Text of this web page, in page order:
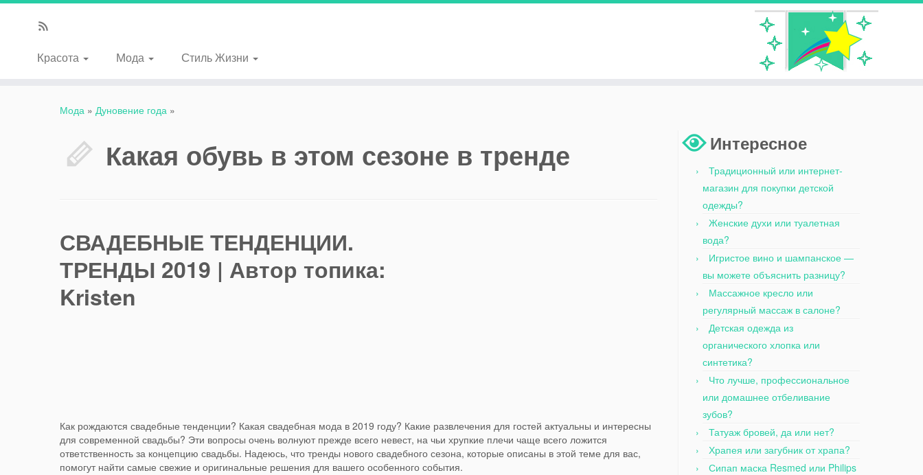
Красота Мода Стиль Жизни
Мода » Дуновение года »
Какая обувь в этом сезоне в тренде
СВАДЕБНЫЕ ТЕНДЕНЦИИ.
ТРЕНДЫ 2019 | Автор топика:
Kristen
Как рождаются свадебные тенденции? Какая свадебная мода в 2019 году? Какие развлечения для гостей актуальны и интересны
для современной свадьбы? Эти вопросы очень волнуют прежде всего невест, на чьи хрупкие плечи чаще всего ложится
ответственность за концепцию свадьбы. Надеюсь, что тренды нового свадебного сезона, которые описаны в этой теме для вас,
помогут найти самые свежие и оригинальные решения для вашего особенного события.
Интересное
Традиционный или интернет-
магазин для покупки детской
одежды?
Женские духи или туалетная
вода?
Игристое вино и шампанское —
вы можете объяснить разницу?
Массажное кресло или
регулярный массаж в салоне?
Детская одежда из
органического хлопка или
синтетика?
Что лучше, профессиональное
или домашнее отбеливание
зубов?
Татуаж бровей, да или нет?
Храпея или загубник от храпа?
Сипап маска Resmed или Philips